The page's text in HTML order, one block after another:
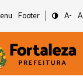
Footer A- A